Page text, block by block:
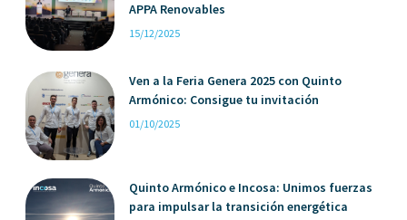
APPA Renovables
15/12/2025
Ven a la Feria Genera 2025 con Quinto
Armónico: Consigue tu invitación
01/10/2025
Quinto Armónico e Incosa: Unimos fuerzas
para impulsar la transición energética